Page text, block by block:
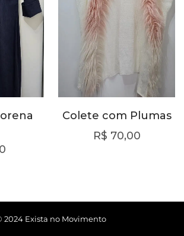
Colete com Plumas
R$ 70,00
2024 Exista no Movimento